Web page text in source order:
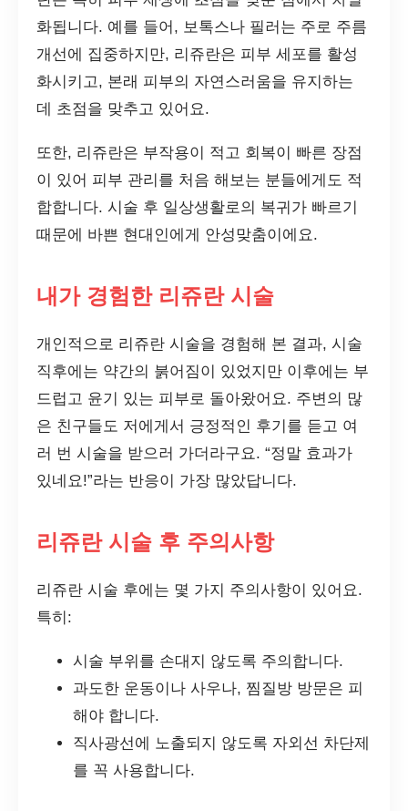
화됩니다. 예를 들어, 보톡스나 필러는 주로 주름
개선에 집중하지만, 리쥬란은 피부 세포를 활성
화시키고, 본래 피부의 자연스러움을 유지하는
데 초점을 맞추고 있어요.
또한, 리쥬란은 부작용이 적고 회복이 빠른 장점
이 있어 피부 관리를 처음 해보는 분들에게도 적
합합니다. 시술 후 일상생활로의 복귀가 빠르기
때문에 바쁜 현대인에게 안성맞춤이에요.
내가 경험한 리쥬란 시술
개인적으로 리쥬란 시술을 경험해 본 결과, 시술
직후에는 약간의 붉어짐이 있었지만 이후에는 부
드럽고 윤기 있는 피부로 돌아왔어요. 주변의 많
은 친구들도 저에게서 긍정적인 후기를 듣고 여
러 번 시술을 받으러 가더라구요. “정말 효과가
있네요!”라는 반응이 가장 많았답니다.
리쥬란 시술 후 주의사항
리쥬란 시술 후에는 몇 가지 주의사항이 있어요.
특히:
시술 부위를 손대지 않도록 주의합니다.
과도한 운동이나 사우나, 찜질방 방문은 피
해야 합니다.
직사광선에 노출되지 않도록 자외선 차단제
를 꼭 사용합니다.